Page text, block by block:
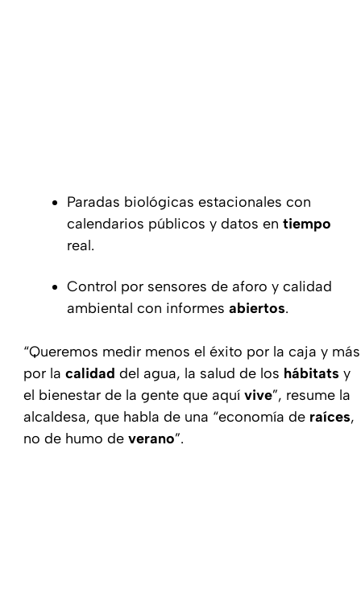
Paradas biológicas estacionales con
calendarios públicos y datos en tiempo
real.
Control por sensores de aforo y calidad
ambiental con informes abiertos.
“Queremos medir menos el éxito por la caja y más
por la calidad del agua, la salud de los hábitats y
el bienestar de la gente que aquí vive”, resume la
alcaldesa, que habla de una “economía de raíces,
no de humo de verano”.